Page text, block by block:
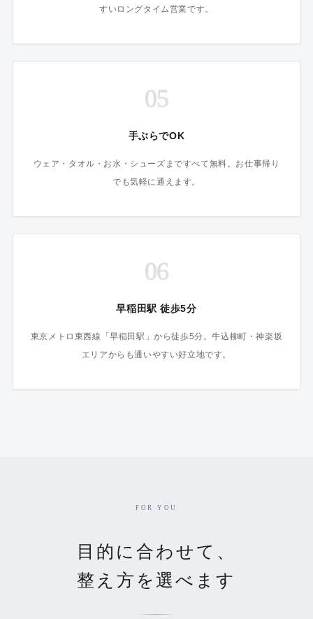
すいロングタイム営業です。
05
手ぶらでOK
ウェア・タオル・お水・シューズまですべて無料。お仕事帰り
でも気軽に通えます。
06
早稲田駅 徒歩5分
東京メトロ東西線「早稲田駅」から徒歩5分。牛込柳町・神楽坂
エリアからも通いやすい好立地です。
FOR YOU
目的に合わせて、
整え方を選べます